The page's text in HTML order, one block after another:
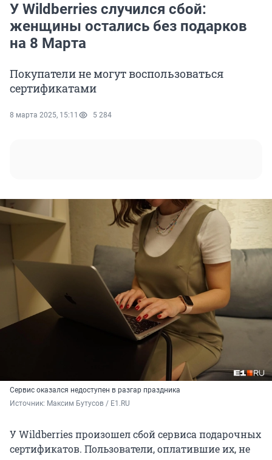
У Wildberries случился сбой:
женщины остались без подарков
на 8 Марта
Покупатели не могут воспользоваться
сертификатами
8 марта 2025, 15:11 5 284
Сервис оказался недоступен в разгар праздника
Источник: Максим Бутусов / E1.RU
У Wildberries произошел сбой сервиса подарочных
сертификатов. Пользователи, оплатившие их, не